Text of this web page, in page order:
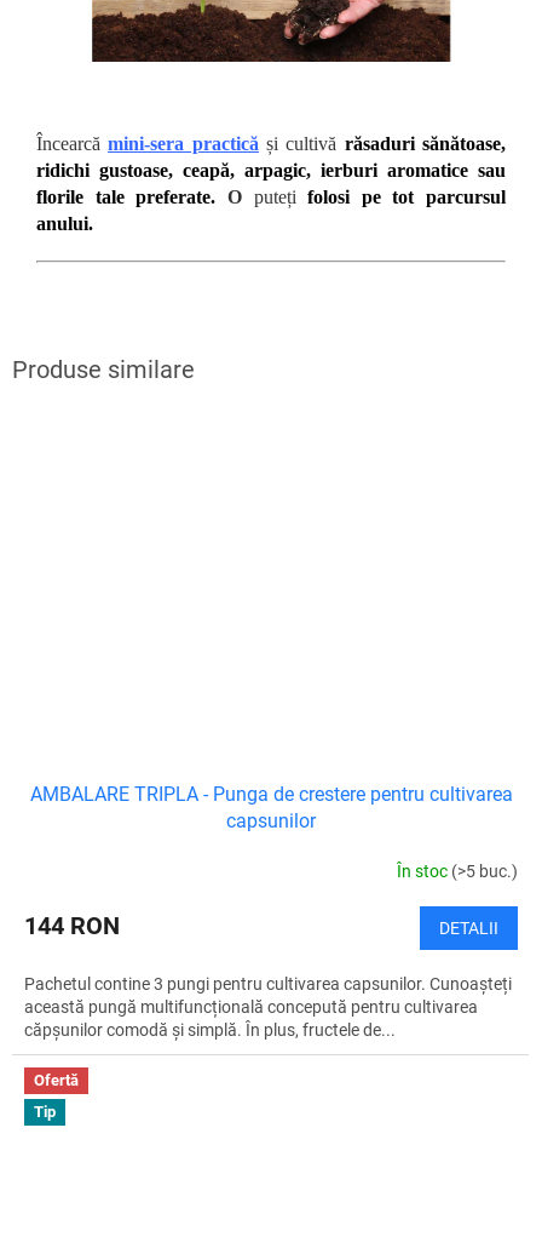
Încearcămini-sera practică și cultivă răsaduri sănătoase,
ridichi gustoase, ceapă, arpagic, ierburi aromatice sau
florile tale preferate. O putețifolosi pe tot parcursul
anului.
AMBALARE TRIPLA - Punga de crestere pentru cultivarea
capsunilor
În stoc (>5 buc.)
144 RON DETALII
Pachetul contine 3 pungi pentru cultivarea capsunilor. Cunoașteți
această pungă multifuncțională concepută pentru cultivarea
căpșunilor comodă și simplă. În plus, fructele de...
Ofertă
Tip